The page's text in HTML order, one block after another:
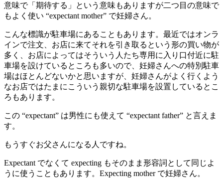
意味で「期待する」という意味もありますが二つ目の意味で
もよく使い “expectant mother” で妊婦さん。
こんな標識が駐車場にあることもあります。最近ではオンラ
インで注文、お店に来てそれを引き取るという形の買い物が
多く、お店によってはそういう人たち専用に入り口付近に駐
車場を設けているところも多いので、妊婦さんへの特別駐車
場はほとんどないかと思いますが、妊婦さんがよく行くよう
なお店ではたまにこういう親切な駐車場を設置しているとこ
ろもあります。
この “expectant” は男性にも使えて “expectant father” と言えま
す。
もうすぐお父さんになる人ですね。
Expectant でなくて expecting もそのまま形容詞として同じよ
うに使うこともあります。Expecting mother で妊婦さん。